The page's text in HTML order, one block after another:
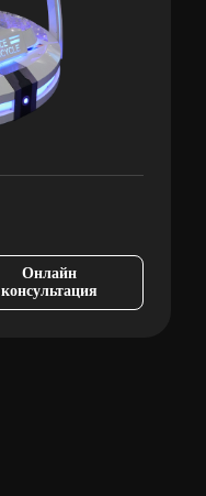
Онлайн
консультация